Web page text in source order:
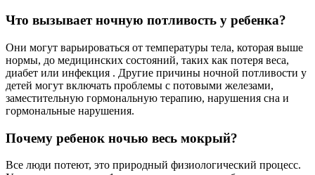
Что вызывает ночную потливость у ребенка?
Они могут варьироваться от температуры тела, которая выше
нормы, до медицинских состояний, таких как потеря веса,
диабет или инфекция . Другие причины ночной потливости у
детей могут включать проблемы с потовыми железами,
заместительную гормональную терапию, нарушения сна и
гормональные нарушения.
Почему ребенок ночью весь мокрый?
Все люди потеют, это природный физиологический процесс.